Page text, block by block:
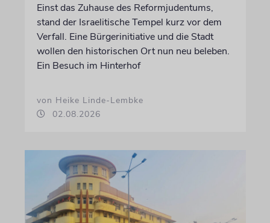
Einst das Zuhause des Reformjudentums,
stand der Israelitische Tempel kurz vor dem
Verfall. Eine Bürgerinitiative und die Stadt
wollen den historischen Ort nun neu beleben.
Ein Besuch im Hinterhof
von Heike Linde-Lembke
02.08.2026